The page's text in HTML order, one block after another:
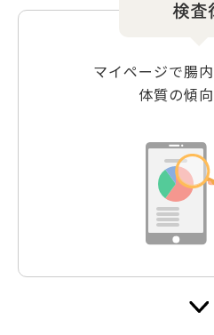
検査
マイページで腸
体質の傾